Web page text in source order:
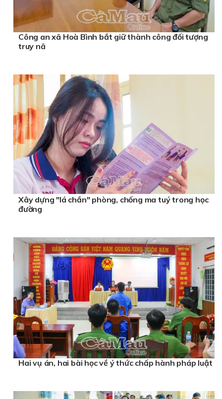
Công an xã Hoà Bình bắt giữ thành công đối tượng
truy nã
Xây dựng "lá chắn" phòng, chống ma tuý trong học
đường
Hai vụ án, hai bài học về ý thức chấp hành pháp luật